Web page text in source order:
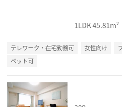
1LDK45.81m²
テレワーク・在宅勤務可 女性向け
ペット可